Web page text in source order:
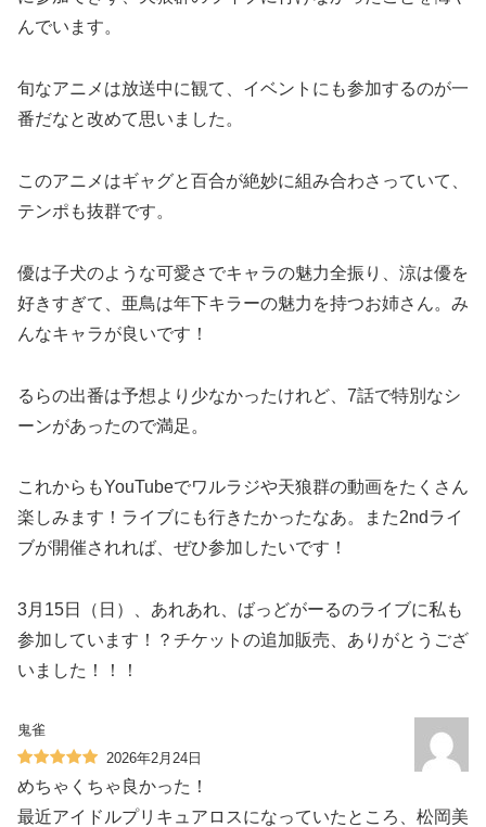
んでいます。
旬なアニメは放送中に観て、イベントにも参加するのが一
番だなと改めて思いました。
このアニメはギャグと百合が絶妙に組み合わさっていて、
テンポも抜群です。
優は子犬のような可愛さでキャラの魅力全振り、涼は優を
好きすぎて、亜鳥は年下キラーの魅力を持つお姉さん。み
んなキャラが良いです！
るらの出番は予想より少なかったけれど、7話で特別なシ
ーンがあったので満足。
これからもYouTubeでワルラジや天狼群の動画をたくさん
楽しみます！ライブにも行きたかったなあ。また2ndライ
ブが開催されれば、ぜひ参加したいです！
3月15日（日）、あれあれ、ばっどがーるのライブに私も
参加しています！？チケットの追加販売、ありがとうござ
いました！！！
鬼雀
2026年2月24日
めちゃくちゃ良かった！
最近アイドルプリキュアロスになっていたところ、松岡美